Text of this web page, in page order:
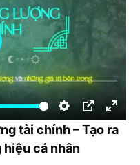
tài chính – Tạo ra
cá nhân